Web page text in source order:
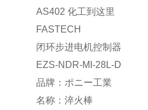
AS402 化工到这里
FASTECH
闭环步进电机控制器
EZS-NDR-MI-28L-D
品牌：ポニー工業
名称：淬火棒